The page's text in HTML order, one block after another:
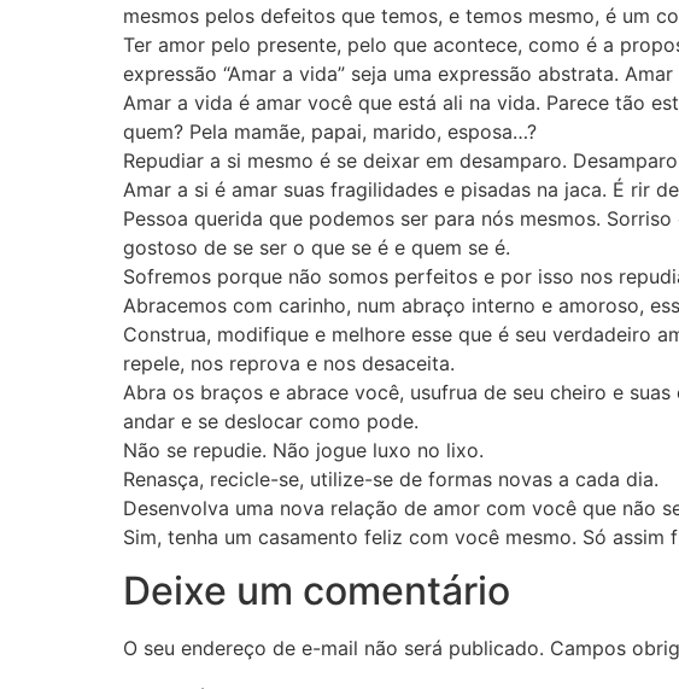
mesmos pelos defeitos que temos, e temos mesmo, é um
Ter amor pelo presente, pelo que acontece, como é a
expressão “Amar a vida” seja uma expressão abstrata.
Amar a vida é amar você que está ali na vida. Parece tão
quem? Pela mamãe, papai, marido, esposa…?
Repudiar a si mesmo é se deixar em desamparo.
Amar a si é amar suas fragilidades e pisadas na jaca. É rir
Pessoa querida que podemos ser para nós mesmos.
gostoso de se ser o que se é e quem se é.
Sofremos porque não somos perfeitos e por isso nos
Abracemos com carinho, num abraço interno e amoroso,
Construa, modifique e melhore esse que é seu verdadeiro
repele, nos reprova e nos desaceita.
Abra os braços e abrace você, usufrua de seu cheiro e
andar e se deslocar como pode.
Não se repudie. Não jogue luxo no lixo.
Renasça, recicle-se, utilize-se de formas novas a cada dia.
Desenvolva uma nova relação de amor com você que não
Sim, tenha um casamento feliz com você mesmo. Só
Deixe um comentário
O seu endereço de e-mail não será publicado. Campos